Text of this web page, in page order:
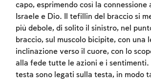
capo, esprimendo così la connessione
Israele e Dio. Il tefillin del braccio si
più debole, di solito il sinistro, nel
braccio, sul muscolo bicipite, con una
inclinazione verso il cuore, con lo
alla fede tutte le azioni e i
testa sono legati sulla testa, in modo